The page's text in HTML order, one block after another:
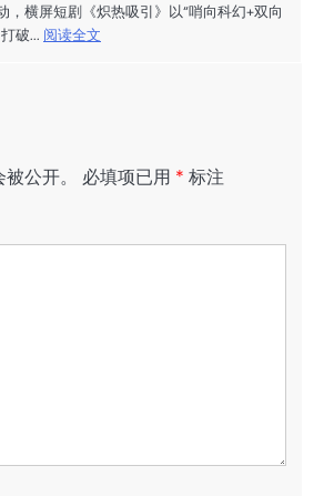
，横屏短剧《炽热吸引》以“哨向科幻+双向
破... 阅读全文
公开。 必填项已用 * 标注